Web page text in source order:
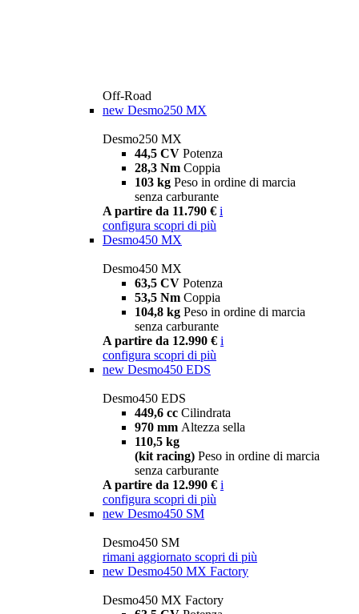
Off-Road
new Desmo250 MX
Desmo250 MX
44,5 CV Potenza
28,3 Nm Coppia
103 kg Peso in ordine di marcia
senza carburante
A partire da 11.790 € i
configura scopri di più
Desmo450 MX
Desmo450 MX
63,5 CV Potenza
53,5 Nm Coppia
104,8 kg Peso in ordine di marcia
senza carburante
A partire da 12.990 € i
configura scopri di più
new Desmo450 EDS
Desmo450 EDS
449,6 cc Cilindrata
970 mm Altezza sella
110,5 kg
(kit racing) Peso in ordine di marcia
senza carburante
A partire da 12.990 € i
configura scopri di più
new Desmo450 SM
Desmo450 SM
rimani aggiornato scopri di più
new Desmo450 MX Factory
Desmo450 MX Factory